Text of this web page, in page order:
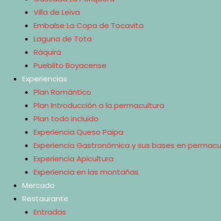
Villa de Leiva
Embalse La Copa de Tocavita
Laguna de Tota
Ráquira
Pueblito Boyacense
Experiencias
Plan Romántico
Plan Introducción a la permacultura
Plan todo incluido
Experiencia Queso Paipa
Experiencia Gastronómica y sus bases en
Experiencia Apicultura
Experiencia en las montañas
Mercado
Restaurante
Entradas